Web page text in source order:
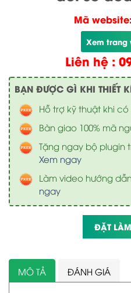
Mã
Xem trang
Liên hệ :
BẠN ĐƯỢC GÌ KHI THIẾT
Hỗ trợ kỹ thuật khi
Bàn giao 100% mã
Tặng ngay bộ plugin
Xem ngay
Làm video hướng
ngay
ĐẶT LÀM
MÔ TẢ ĐÁNH GIÁ